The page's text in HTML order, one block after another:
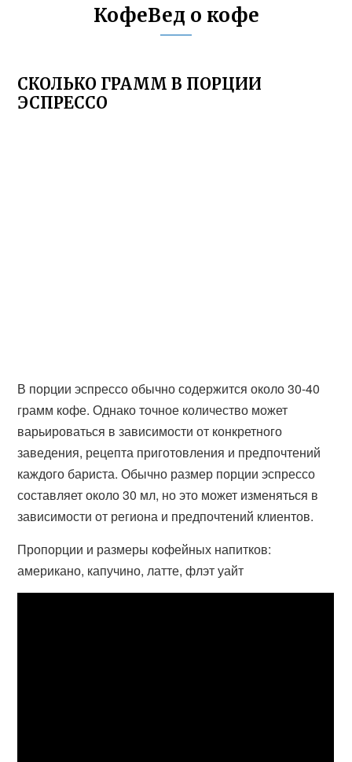
КофеВед о кофе
СКОЛЬКО ГРАММ В ПОРЦИИ
ЭСПРЕССО
В порции эспрессо обычно содержится около 30-40
грамм кофе. Однако точное количество может
варьироваться в зависимости от конкретного
заведения, рецепта приготовления и предпочтений
каждого бариста. Обычно размер порции эспрессо
составляет около 30 мл, но это может изменяться в
зависимости от региона и предпочтений клиентов.
Пропорции и размеры кофейных напитков:
американо, капучино, латте, флэт уайт